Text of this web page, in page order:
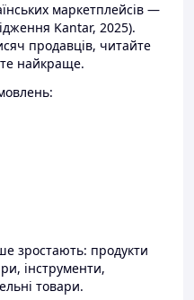
маркетплейсів —
Kantar, 2025).
продавців, читайте
найкраще.
зростають: продукти
інструменти,
товари.